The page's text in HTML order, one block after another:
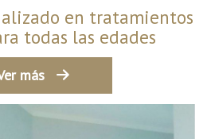
en tratamientos
todas las edades
más